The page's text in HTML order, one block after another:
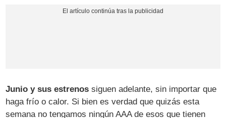
Junio y sus estrenos siguen adelante, sin importar que
haga frío o calor. Si bien es verdad que quizás esta
semana no tengamos ningún AAA de esos que tienen